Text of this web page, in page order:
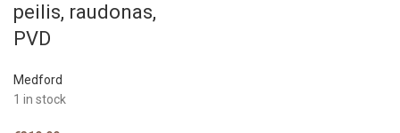
peilis, raudonas,
PVD
Medford
1 in stock